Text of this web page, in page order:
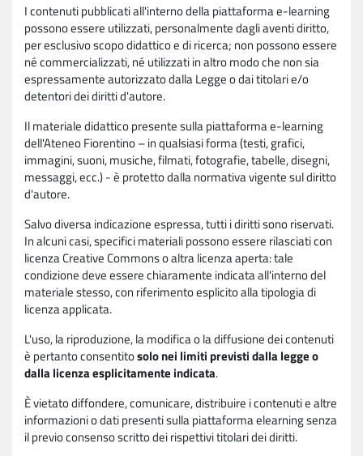
I contenuti pubblicati all'interno della piattaforma e-learning
possono essere utilizzati, personalmente dagli aventi diritto,
per esclusivo scopo didattico e di ricerca; non possono essere
né commercializzati, né utilizzati in altro modo che non sia
espressamente autorizzato dalla Legge o dai titolari e/o
detentori dei diritti d'autore.
Il materiale didattico presente sulla piattaforma e-learning
dell'Ateneo Fiorentino – in qualsiasi forma (testi, grafici,
immagini, suoni, musiche, filmati, fotografie, tabelle, disegni,
messaggi, ecc.) - è protetto dalla normativa vigente sul diritto
d'autore.
Salvo diversa indicazione espressa, tutti i diritti sono riservati.
In alcuni casi, specifici materiali possono essere rilasciati con
licenza Creative Commons o altra licenza aperta: tale
condizione deve essere chiaramente indicata all'interno del
materiale stesso, con riferimento esplicito alla tipologia di
licenza applicata.
L'uso, la riproduzione, la modifica o la diffusione dei contenuti
è pertanto consentitosolo nei limiti previsti dalla legge o
dalla licenza esplicitamente indicata.
È vietato diffondere, comunicare, distribuire i contenuti e altre
informazioni o dati presenti sulla piattaforma elearning senza
il previo consenso scritto dei rispettivi titolari dei diritti.